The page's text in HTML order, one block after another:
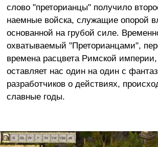
слово "преторианцы" получило
наемные войска, служащие опорой
основанной на грубой силе.
охватываемый "Преторианцами",
времена расцвета Римской
оставляет нас один на один с
разработчиков о действиях,
славные годы.